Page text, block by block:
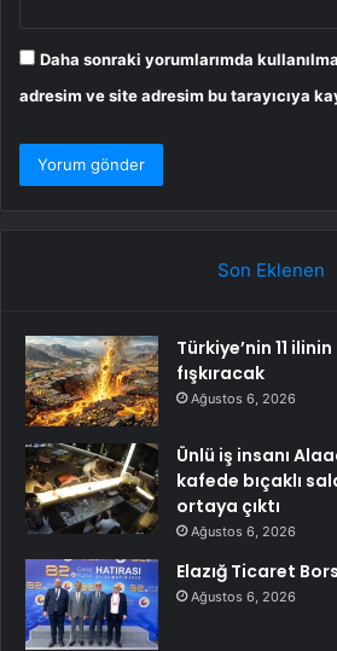
Daha sonraki yorumlarımda
adresim ve site adresim bu tarayıcıya
Son Eklenen
Türkiye’nin 11
fışkıracak
Ağustos 6, 2026
Ünlü iş insanı
kafede bıçaklı
ortaya çıktı
Ağustos 6, 2026
Elazığ Ticaret
Ağustos 6, 2026